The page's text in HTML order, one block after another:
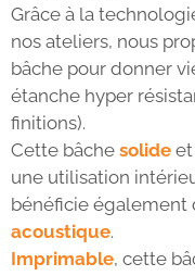
Grâce à la
nos ateliers, nous
bâche pour donner
étanche hyper
finitions).
Cette bâche solide et
une utilisation
bénéficie également
acoustique.
Imprimable, cette